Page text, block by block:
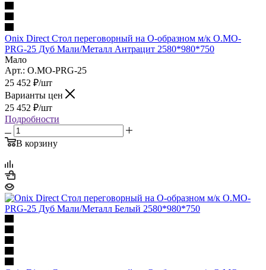
Onix Direct Стол переговорный на О-образном м/к O.MO-
PRG-25 Дуб Мали/Металл Антрацит 2580*980*750
Мало
Арт.: O.MO-PRG-25
25 452 ₽/шт
Варианты цен
25 452 ₽/шт
Подробности
В корзину